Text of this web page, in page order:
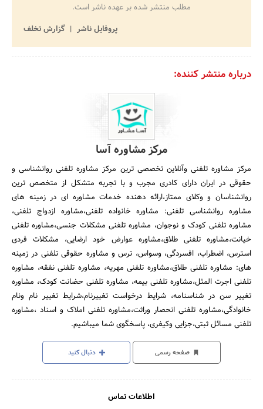
مطلب منتشر شده بر عهده ناشر است.
پروفایل ناشر
گزارش تخلف
درباره منتشر کننده:
مرکز مشاوره آسا
مرکز مشاوره تلفنی وآنلاین تخصصی ترین مرکز مشاوره تلفنی روانشناسی و
حقوقی در ایران دارای کادری مجرب و با تجربه متشکل از متخصص ترین
روانشناسان و وکلای ممتاز،ارائه دهنده خدمات مشاوره ای در زمینه های
مشاوره روانشناسی تلفنی: مشاوره خانواده تلفنی،مشاوره ازدواج تلفنی،
مشاوره تلفنی کودک و نوجوان، مشاوره تلفنی مشکلات جنسی،مشاوره تلفنی
خیانت،مشاوره تلفنی طلاق،مشاوره عوارض خود ارضایی، مشکلات فردی
استرس، اضطراب، افسردگی، وسواس، ترس و مشاوره حقوقی تلفنی در زمینه
های: مشاوره تلفنی طلاق،مشاوره تلفنی مهریه، مشاوره تلفنی نفقه، مشاوره
تلفنی اجرت المثل،مشاوره تلفنی بیمه، مشاوره تلفنی حضانت کودک، مشاوره
تغییر سن در شناسنامه، شرایط درخواست تغییرنام،شرایط تغییر نام ونام
خانوادگی،مشاوره تلفنی انحصار وراثت،مشاوره تلفنی املاک و اسناد ،مشاوره
تلفنی مسائل ثبتی،جزایی وکیفری، پاسخگوی شما میباشیم.
صفحه رسمی دنبال کنید
اطلاعات تماس